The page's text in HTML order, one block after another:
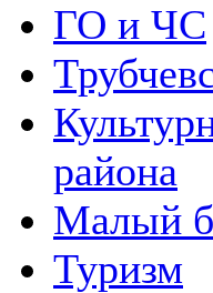
ГО и ЧС
района
Малый
Туризм